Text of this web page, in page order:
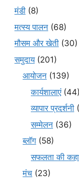
मंडी (8)
मत्स्य पालन (68)
मौसम और खेती (30)
समुदाय(201)
आयोजन (139)
कार्यशालाएं(44)
व्यापार प्रदर्शनी
सम्मेलन (36)
ब्लॉग (58)
सफलता की
मंच (23)